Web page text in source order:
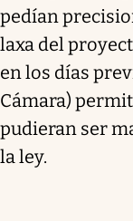
pedían
laxa del
en los días
Cámara)
pudieran ser
la ley.